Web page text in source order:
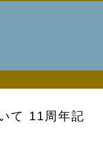
て 11周年記